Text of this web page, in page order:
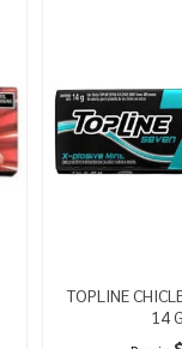
TOPLINE
14